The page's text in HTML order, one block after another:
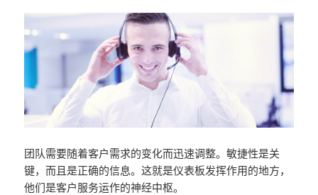
团队需要随着客户需求的变化而迅速调整。敏捷性是关
键，而且是正确的信息。这就是仪表板发挥作用的地方，
他们是客户服务运作的神经中枢。